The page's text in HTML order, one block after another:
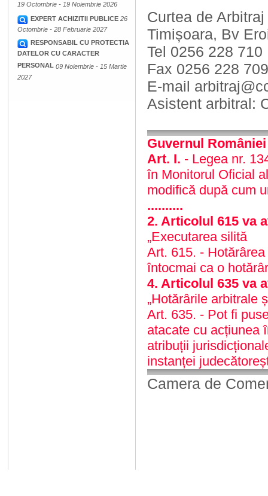
19 Octombrie - 19 Noiembrie 2026
EXPERT ACHIZITII PUBLICE 26
Octombrie - 28 Februarie 2027
RESPONSABIL CU PROTECTIA
DATELOR CU CARACTER
PERSONAL 09 Noiembrie - 15 Martie
2027
Curtea de
Timișoara, Bv
Tel 0256 228 710
Fax 0256 228 709
E-mail
Asistent arbitral:
Guvernul României
Art. I. - Legea nr.
în Monitorul Oficial
modifică după cum
..........
2. Articolul 615 va
„Executarea silită
Art. 615. -
întocmai ca o
4. Articolul 635 va
„Hotărârile arbitrale
Art. 635. - Pot fi
atacate cu acțiunea
atribuții
instanței
Camera de